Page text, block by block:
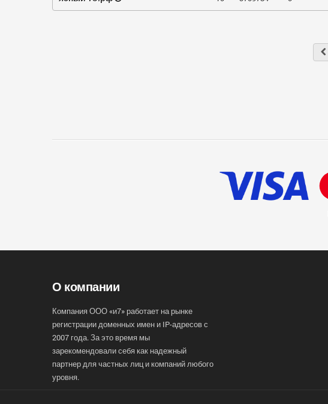
О компании
Компания ООО «и7» работает на рынке
регистрации доменных имен и IP-адресов с
2007 года. За это время мы
зарекомендовали себя как надежный
партнер для частных лиц и компаний любого
уровня.